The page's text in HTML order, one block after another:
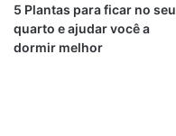
5 Plantas para ficar no seu
quarto e ajudar você a
dormir melhor